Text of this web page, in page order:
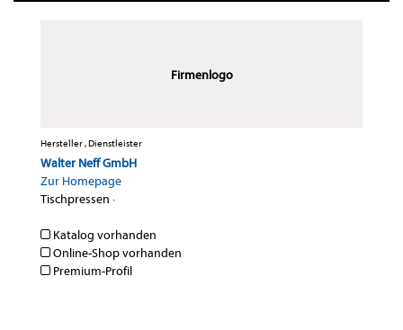
Firmenlogo
Hersteller , Dienstleister
Walter Neff GmbH
Zur Homepage
Tischpressen ·
Katalog vorhanden
Online-Shop vorhanden
Premium-Profil